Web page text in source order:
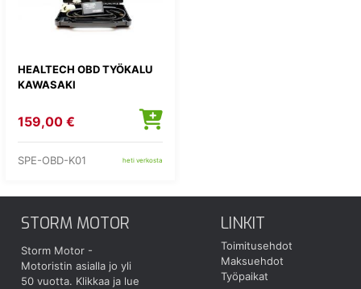
HEALTECH OBD TYÖKALU
KAWASAKI
159,00 €
SPE-OBD-K01 heti verkosta
STORM MOTOR
Storm Motor -
Motoristin asialla jo yli
50 vuotta. Klikkaa ja lue
LINKIT
Toimitusehdot
Maksuehdot
Työpaikat